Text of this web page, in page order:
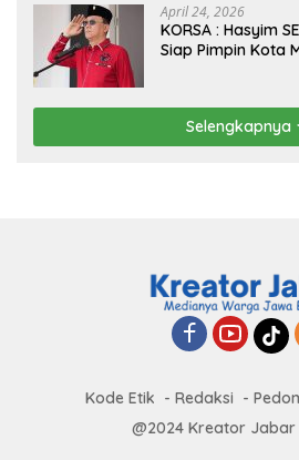
April 24, 2026
KORSA : Hasyim
Siap Pimpin Kota
Selengkapnya
Kode Etik Redaksi
@2024 Kreator Jabar